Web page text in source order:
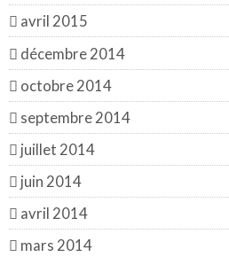
avril 2015
décembre 2014
octobre 2014
septembre 2014
juillet 2014
juin 2014
avril 2014
mars 2014